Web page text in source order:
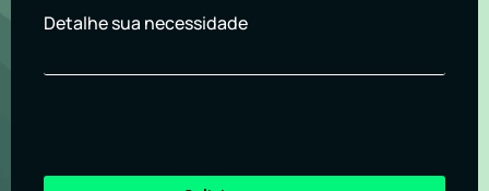
Detalhe sua necessidade